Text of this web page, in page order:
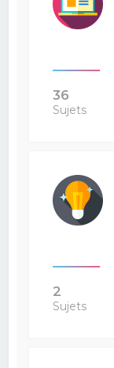
36
Sujets
2
Sujets